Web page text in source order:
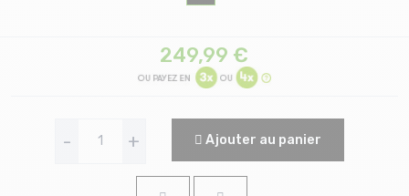
249,99 €
- + Ajouter au panier